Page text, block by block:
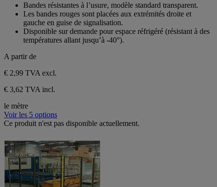
avis
étoiles.
avis
Bandes résistantes à l’usure, modèle standard transparent.
Les bandes rouges sont placées aux extrémités droite et
gauche en guise de signalisation.
Disponible sur demande pour espace réfrigéré (résistant à des
températures allant jusqu’à -40°).
A partir de
€ 2,99 TVA excl.
€ 3,62 TVA incl.
le mètre
Voir les 5 options
Ce produit n'est pas disponible actuellement.